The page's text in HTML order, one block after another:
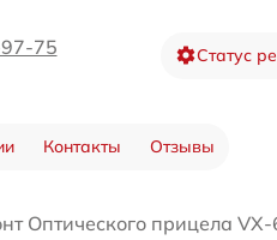
75 Статус
Контакты Отзывы
Оптического прицела